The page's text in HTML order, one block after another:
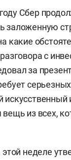
Сбер
заложенную
какие
с
за
искусственный
вещь из всех,
неделе